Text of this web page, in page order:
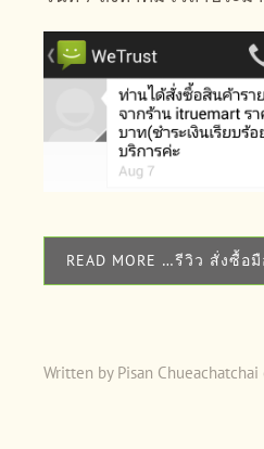
READ MORE …รีวิว สั่งซื้อ
Written by Pisan Chueachatchai